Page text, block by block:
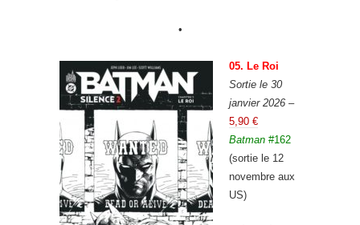
•
05. Le Roi
Sortie le 30
janvier 2026 –
5,90 €
Batman #162
(sortie le 12
novembre aux
US)